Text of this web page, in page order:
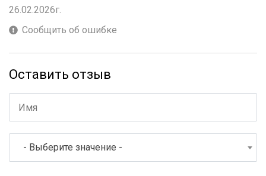
26.02.2026г.
Сообщить об ошибке
Оставить отзыв
- Выберите значение -